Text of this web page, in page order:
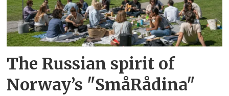
The Russian spirit of
Norway’s "SmåRådina"